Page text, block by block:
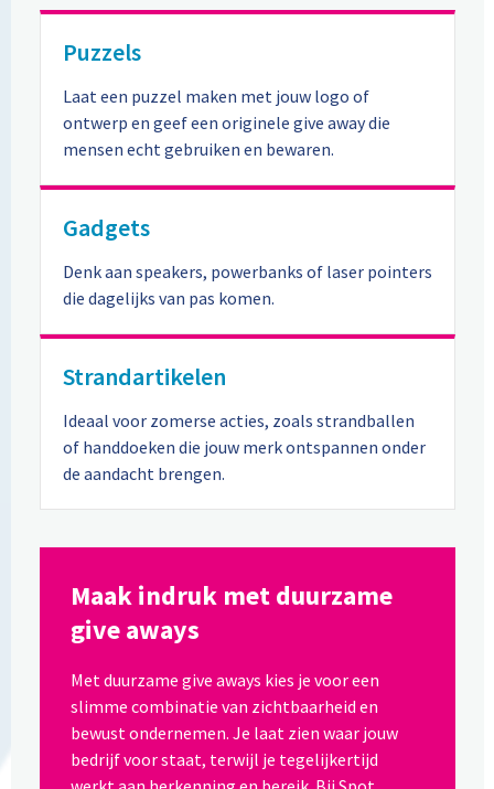
Puzzels
Laat een puzzel maken met jouw logo of
ontwerp en geef een originele give away die
mensen echt gebruiken en bewaren.
Gadgets
Denk aan speakers, powerbanks of laser pointers
die dagelijks van pas komen.
Strandartikelen
Ideaal voor zomerse acties, zoals strandballen
of handdoeken die jouw merk ontspannen onder
de aandacht brengen.
Maak indruk met duurzame
give aways
Met duurzame give aways kies je voor een
slimme combinatie van zichtbaarheid en
bewust ondernemen. Je laat zien waar jouw
bedrijf voor staat, terwijl je tegelijkertijd